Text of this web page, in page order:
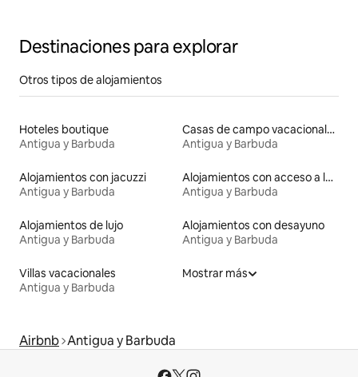
Destinaciones para explorar
Otros tipos de alojamientos
Hoteles boutique
Antigua y Barbuda
Casas de campo vacacionales
Antigua y Barbuda
Alojamientos con jacuzzi
Antigua y Barbuda
Alojamientos con acceso a la playa
Antigua y Barbuda
Alojamientos de lujo
Antigua y Barbuda
Alojamientos con desayuno
Antigua y Barbuda
Villas vacacionales
Antigua y Barbuda
Mostrar más
Airbnb Antigua y Barbuda